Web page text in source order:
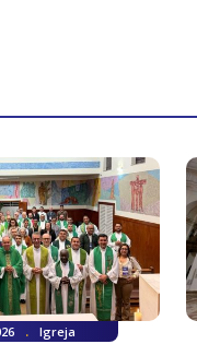
. Igreja